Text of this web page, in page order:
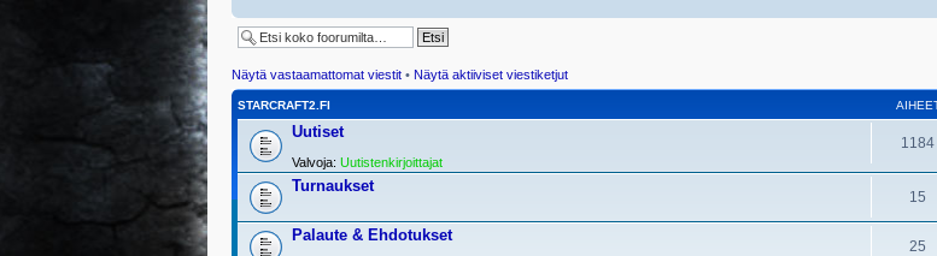
Näytä vastaamattomat viestit • Näytä aktiiviset viestiketjut
STARCRAFT2.FI
Uutiset
Valvoja: Uutistenkirjoittajat
1184
Turnaukset
15
Palaute & Ehdotukset
25